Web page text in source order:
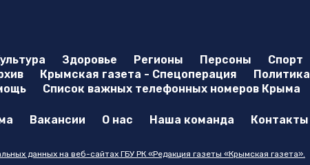
Здоровье Регионы Персоны Спорт
Крымская газета - Спецоперация Политика
Список важных телефонных номеров Крыма
Вакансии О нас Наша команда Контакты
данных на веб-сайтах ГБУ РК «Редакция газеты «Крымская газета».